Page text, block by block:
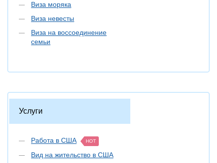
Виза моряка
Виза невесты
Виза на воссоединение
семьи
Услуги
Работа в США HOT
Вид на жительство в США